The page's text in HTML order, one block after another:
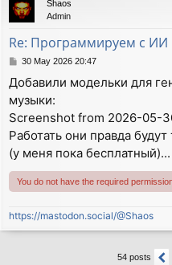
Shaos
Admin
Re: Программируем с ИИ
P
s
t
30 May 2026 20:47
Добавили модельки для
музыки:
Screenshot from 2026-05-
Работать они правда
(у меня пока бесплатный)...
You do not have the required
https://mastodon.social/@Shaos
54 posts